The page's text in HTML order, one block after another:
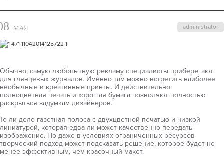
administrator
МАЯ
Обычно, самую любопытную рекламу специалисты приберегают
для глянцевых журналов. Именно там можно встретить наиболее
необычные и креативные принты. И действительно:
полноцветная печать и хорошая бумага позволяют полностью
раскрыться задумкам дизайнеров.
То ли дело газетная полоса с двухцветной печатью и низкой
линиатурой, которая едва ли может качественно передать
изображение. Но даже в условиях ограниченных ресурсов
творческий подход может подсказать решение, которое будет не
менее эффективным, чем красочный макет.